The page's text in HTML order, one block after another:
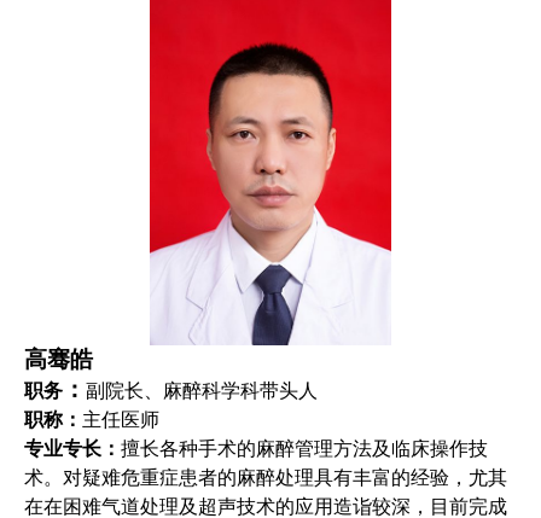
高骞皓
职务 ： 副院长、麻醉科学科带头人
职称： 主任医师
专业专长： 擅长各种手术的麻醉管理方法及临床操作技
术。对疑难危重症患者的麻醉处理具有丰富的经验，尤其
在在困难气道处理及超声技术的应用造诣较深，目前完成